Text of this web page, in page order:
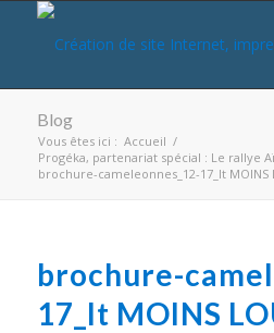
Blog
Vous êtes ici : Accueil /
Progéka, partenariat spécial : Le rallye
brochure-cameleonnes_12-17_lt MOINS
brochure-
17_lt MOINS